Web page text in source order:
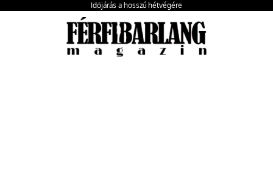
Időjárás a hosszú hétvégére